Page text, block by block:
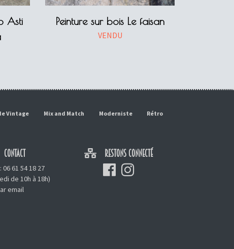
Asti
Peinture sur bois Le faisan
VENDU
Vintage Mix and Match Moderniste
Rétro
CONTACT
06 61 54 18 27
de 10h à 18h)
email
RESTONS CONNECTÉ